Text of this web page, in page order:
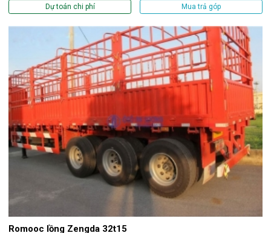
Dự toán chi phí Mua trả góp
Romooc lồng Zengda 32t15